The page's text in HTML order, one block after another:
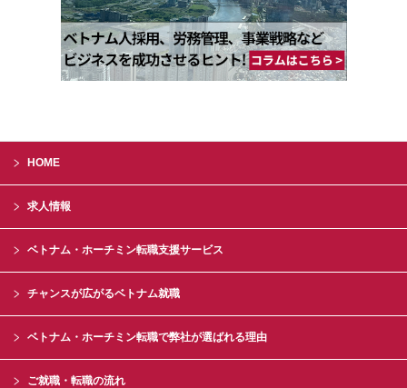
HOME
求人情報
ベトナム・ホーチミン転職支援サービス
チャンスが広がるベトナム就職
ベトナム・ホーチミン転職で弊社が選ばれる理由
ご就職・転職の流れ